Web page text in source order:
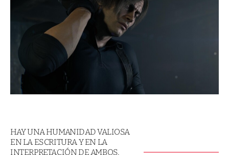
HAY UNA HUMANIDAD VALIOSA
EN LA ESCRITURA Y EN LA
INTERPRETACIÓN DE AMBOS,